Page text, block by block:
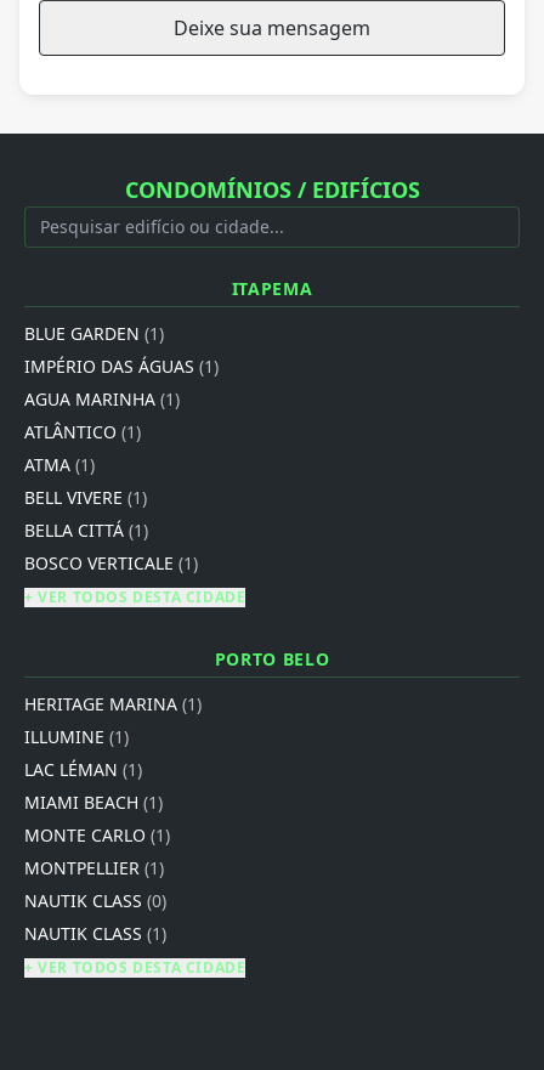
Deixe sua mensagem
CONDOMÍNIOS / EDIFÍCIOS
ITAPEMA
BLUE GARDEN (1)
IMPÉRIO DAS ÁGUAS (1)
AGUA MARINHA (1)
ATLÂNTICO (1)
ATMA (1)
BELL VIVERE (1)
BELLA CITTÁ (1)
BOSCO VERTICALE (1)
+ VER TODOS DESTA CIDADE
PORTO BELO
HERITAGE MARINA (1)
ILLUMINE (1)
LAC LÉMAN (1)
MIAMI BEACH (1)
MONTE CARLO (1)
MONTPELLIER (1)
NAUTIK CLASS (0)
NAUTIK CLASS (1)
+ VER TODOS DESTA CIDADE